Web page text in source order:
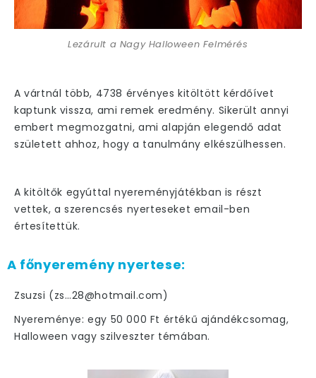
Lezárult a Nagy Halloween Felmérés
A vártnál több, 4738 érvényes kitöltött kérdőívet
kaptunk vissza, ami remek eredmény. Sikerült annyi
embert megmozgatni, ami alapján elegendő adat
született ahhoz, hogy a tanulmány elkészülhessen.
A kitöltők egyúttal nyereményjátékban is részt
vettek, a szerencsés nyerteseket email-ben
értesítettük.
A főnyeremény nyertese:
Zsuzsi (zs…28@hotmail.com)
Nyereménye: egy 50 000 Ft értékű ajándékcsomag,
Halloween vagy szilveszter témában.